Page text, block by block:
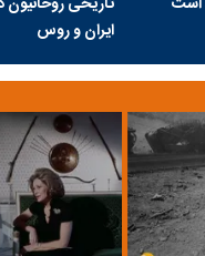
ایران و روس